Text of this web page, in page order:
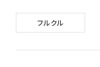
フルクル